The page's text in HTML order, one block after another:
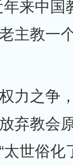
年来中国
主教一
力之争
弃教会
太世俗化